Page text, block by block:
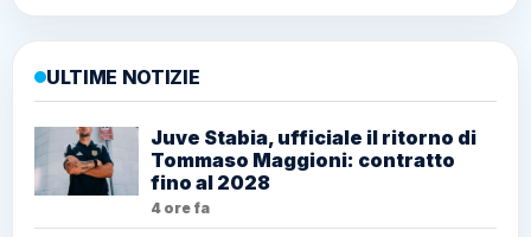
ULTIME NOTIZIE
Juve Stabia, ufficiale il ritorno di
Tommaso Maggioni: contratto
fino al 2028
4 ore fa